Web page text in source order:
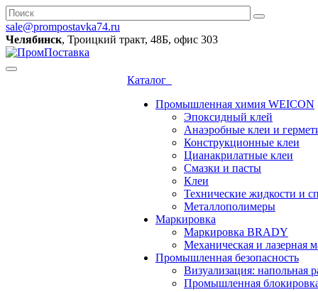
sale@prompostavka74.ru
Челябинск, Троицкий тракт, 48Б, офис 303
Каталог
Промышленная химия WEICON
Эпоксидный клей
Анаэробные клеи и
Конструкционные клеи
Цианакрилатные клеи
Смазки и пасты
Клеи
Технические жидкости и
Металлополимеры
Маркировка
Маркировка BRADY
Механическая и лазерная
Промышленная безопасность
Визуализация: напольная
Промышленная